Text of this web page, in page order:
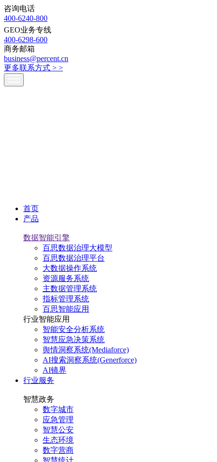
咨询电话
400-6240-800
GEO业务专线
400-6298-600
商务邮箱
business@percent.cn
更多联系方式 > >
首页
产品
数据智能引擎
百思数据治理大模型
百思数据治理平台
大数据操作系统
资源服务系统
主数据管理系统
指标管理系统
百思智能应用
行业智能应用
智能安全分析系统
智慧应急决策系统
舆情洞察系统(Mediaforce)
AI搜索洞察系统(Generforce)
AI镜界
行业服务
智慧政务
数字城市
应急管理
智慧公安
生态环境
数字营商
智慧统计